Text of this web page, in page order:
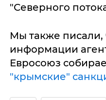
"Северного
Мы также писали,
информации
Евросоюз
"крымские"